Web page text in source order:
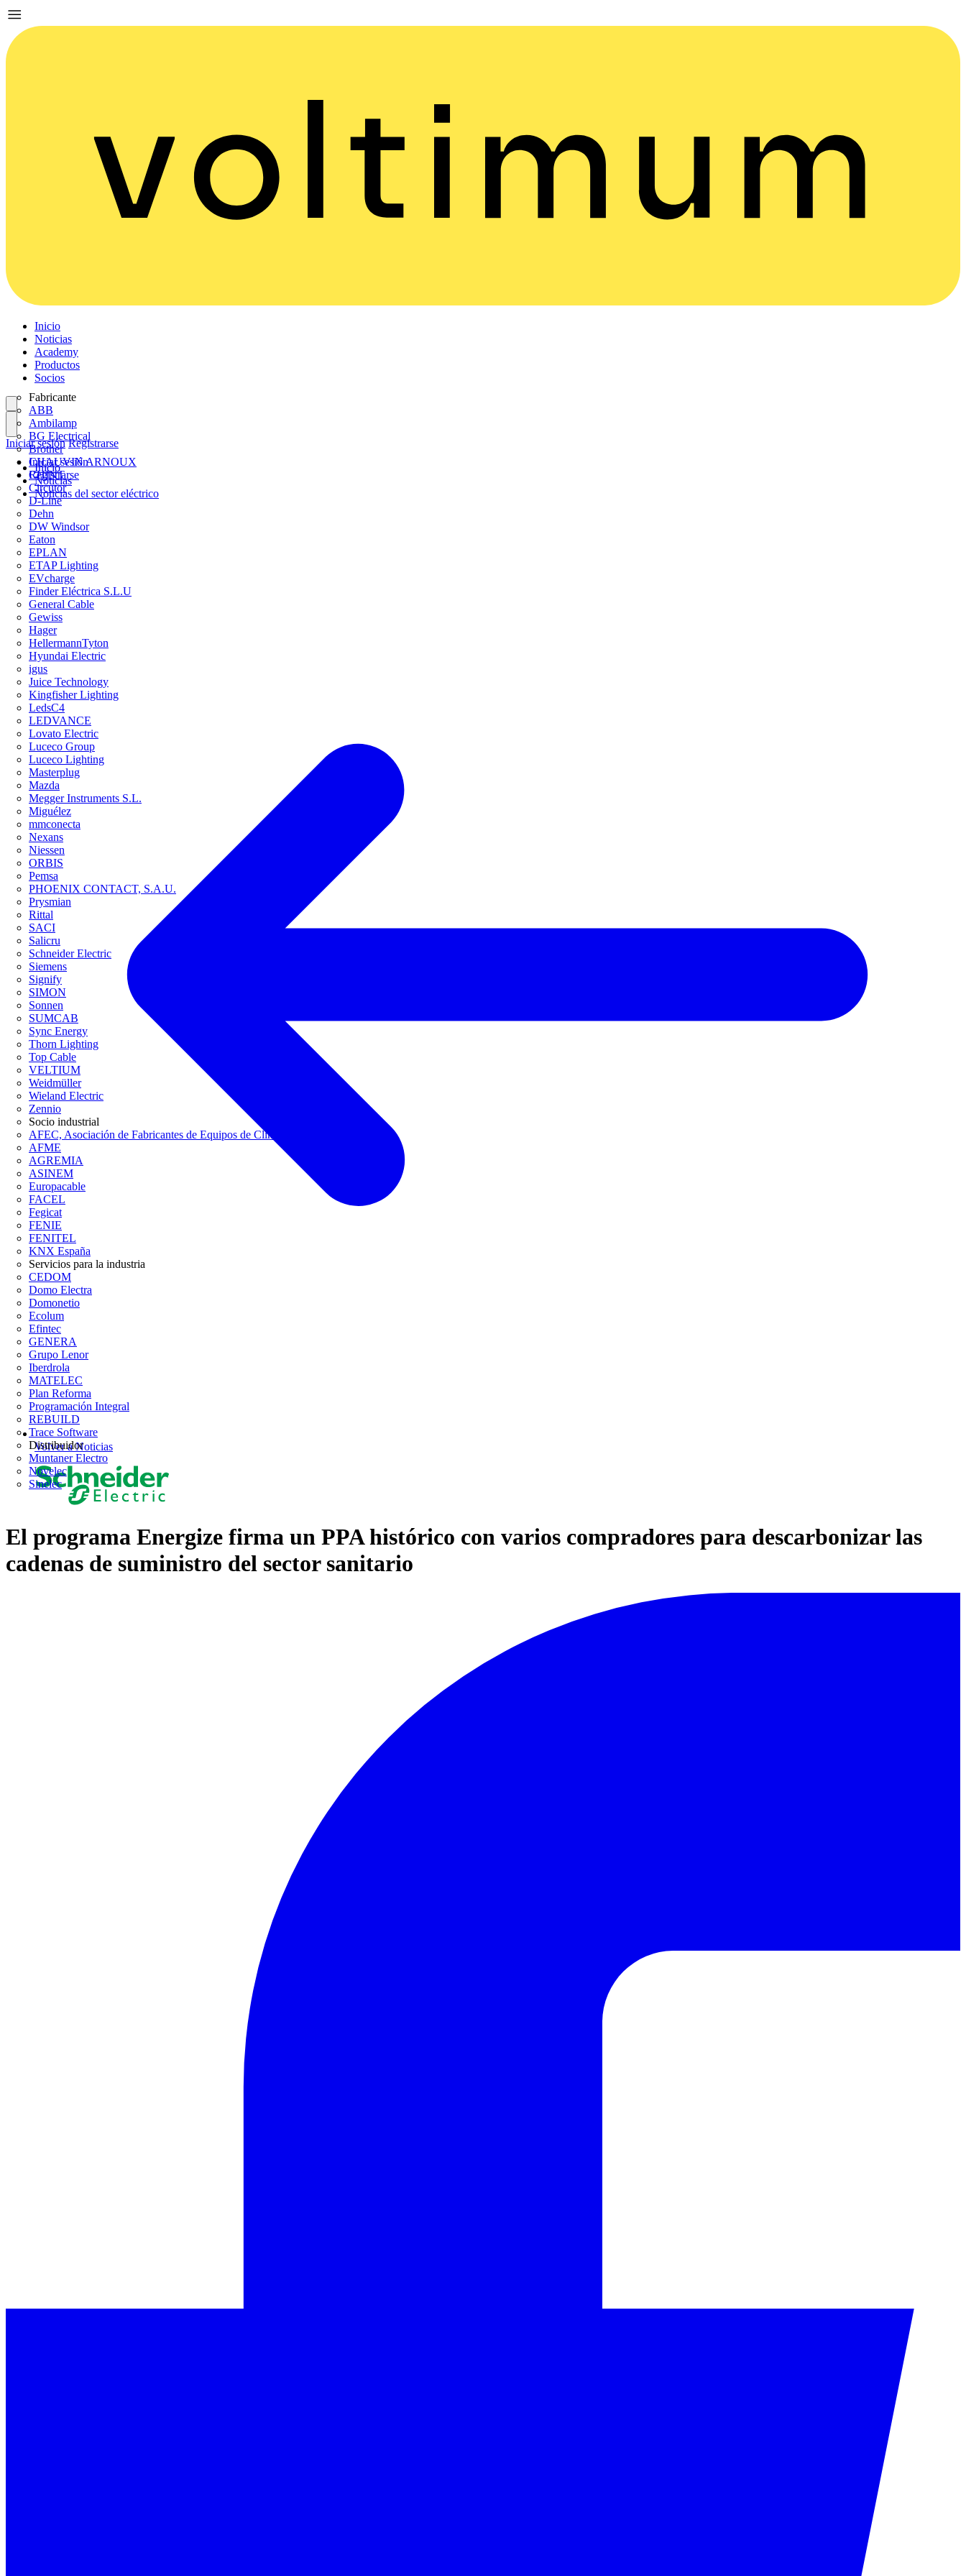
Inicio
Noticias
Academy
Productos
Socios
Fabricante
ABB
Ambilamp
BG Electrical
Brother
CHAUVIN ARNOUX
CHINT
Circutor
D-Line
Dehn
DW Windsor
Eaton
EPLAN
ETAP Lighting
EVcharge
Finder Eléctrica S.L.U
General Cable
Gewiss
Hager
HellermannTyton
Hyundai Electric
igus
Juice Technology
Kingfisher Lighting
LedsC4
LEDVANCE
Lovato Electric
Luceco Group
Luceco Lighting
Masterplug
Mazda
Megger Instruments S.L.
Miguélez
mmconecta
Nexans
Niessen
ORBIS
Pemsa
PHOENIX CONTACT, S.A.U.
Prysmian
Rittal
SACI
Salicru
Schneider Electric
Siemens
Signify
SIMON
Sonnen
SUMCAB
Sync Energy
Thorn Lighting
Top Cable
VELTIUM
Weidmüller
Wieland Electric
Zennio
Socio industrial
AFEC, Asociación de Fabricantes de Equipos de Climatización
AFME
AGREMIA
ASINEM
Europacable
FACEL
Fegicat
FENIE
FENITEL
KNX España
Servicios para la industria
CEDOM
Domo Electra
Domonetio
Ecolum
Efintec
GENERA
Grupo Lenor
Iberdrola
MATELEC
Plan Reforma
Programación Integral
REBUILD
Trace Software
Distribuidor
Muntaner Electro
Novelec
Sinelec
Iniciar sesión
Registrarse
Iniciar sesión Registrarse
Inicio
Noticias
Noticias del sector eléctrico
Volver a Noticias
El programa Energize firma un PPA histórico con varios compradores para descarbonizar las
cadenas de suministro del sector sanitario